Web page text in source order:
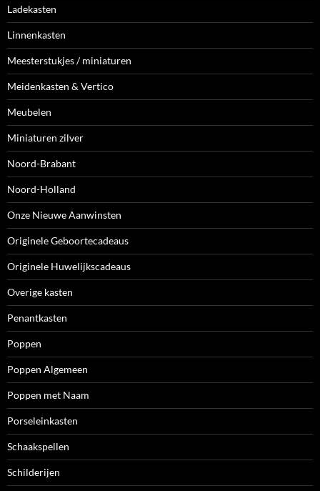
Ladekasten
Linnenkasten
Meesterstukjes / miniaturen
Meidenkasten & Vertico
Meubelen
Miniaturen zilver
Noord-Brabant
Noord-Holland
Onze Nieuwe Aanwinsten
Originele Geboortecadeaus
Originele Huwelijkscadeaus
Overige kasten
Penantkasten
Poppen
Poppen Algemeen
Poppen met Naam
Porseleinkasten
Schaakspellen
Schilderijen